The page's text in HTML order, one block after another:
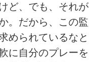
ど、でも、それが
。だから、この監
められているなと
に自分のプレーを